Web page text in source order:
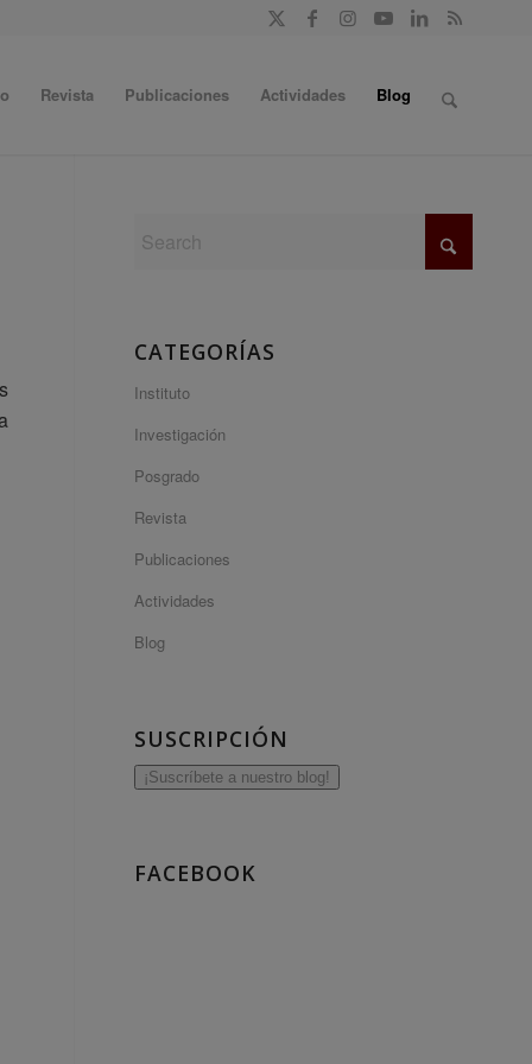
Revista Publicaciones Actividades Blog
CATEGORÍAS
Instituto
Investigación
Posgrado
Revista
Publicaciones
Actividades
Blog
SUSCRIPCIÓN
¡Suscríbete a nuestro blog!
FACEBOOK